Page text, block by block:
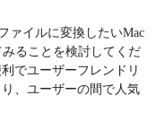
ァイルに変換したいMac
みることを検討してくだ
でユーザーフレンドリ
、ユーザーの間で人気